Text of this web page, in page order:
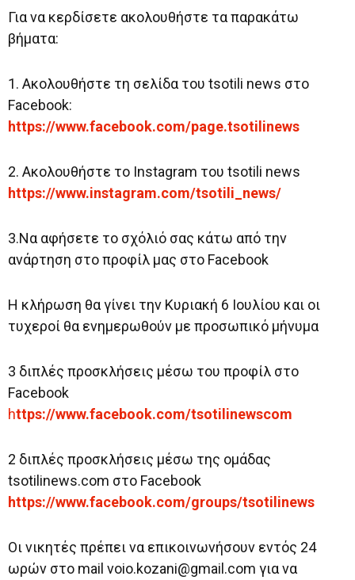
Για να κερδίσετε ακολουθήστε τα παρακάτω
βήματα:
1. Ακολουθήστε τη σελίδα του tsotili news στο
Facebook:
https://www.facebook.com/page.tsotilinews
2. Ακολουθήστε το Instagram του tsotili news
https://www.instagram.com/tsotili_news/
3.Να αφήσετε το σχόλιό σας κάτω από την
ανάρτηση στο προφίλ μας στο Facebook
Η κλήρωση θα γίνει την Κυριακή 6 Ιουλίου και οι
τυχεροί θα ενημερωθούν με προσωπικό μήνυμα
3 διπλές προσκλήσεις μέσω του προφίλ στο
Facebook
https://www.facebook.com/tsotilinewscom
2 διπλές προσκλήσεις μέσω της ομάδας
tsotilinews.com στο Facebook
https://www.facebook.com/groups/tsotilinews
Οι νικητές πρέπει να επικοινωνήσουν εντός 24
ωρών στο mail voio.kozani@gmail.com για να